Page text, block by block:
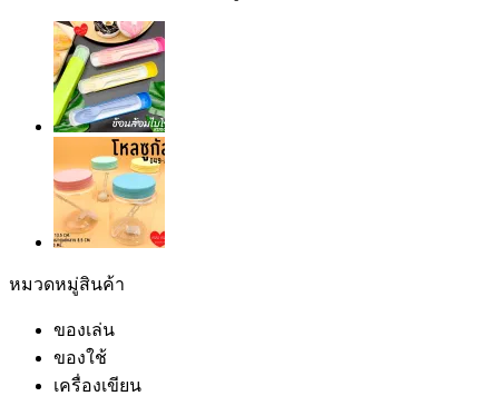
หมวดหมู่สินค้า
ของเล่น
ของใช้
เครื่องเขียน